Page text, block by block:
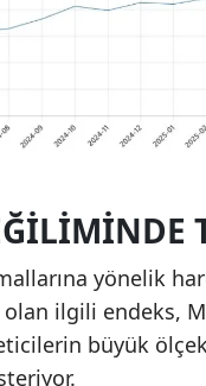
yönelik
olan ilgili endeks,
büyük